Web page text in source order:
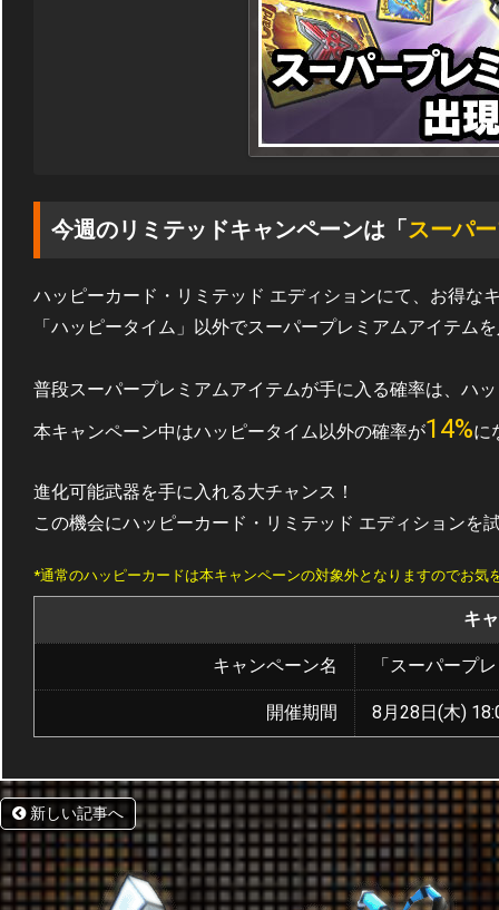
今週のリミテッドキャンペーンは「 スーパ
ハッピーカード・リミテッド エディションにて、お得な
「ハッピータイム」以外でスーパープレミアムアイテム
普段スーパープレミアムアイテムが手に入る確率は、ハ
本キャンペーン中はハッピータイム以外の確率が14%に
進化可能武器を手に入れる大チャンス！
この機会にハッピーカード・リミテッド エディションを
*通常のハッピーカードは本キャンペーンの対象外となりますのでお気
キ
キャンペーン名 「スーパープ
開催期間 8月28日(木)
新しい記事へ